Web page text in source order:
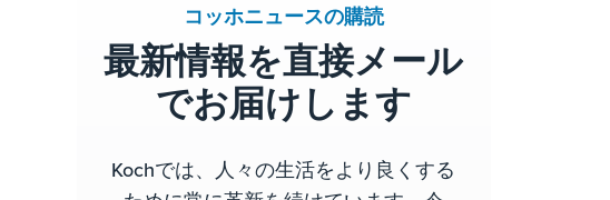
コッホニュースの購読
最新情報を直接メール
でお届けします
Kochでは、人々の生活をより良くする